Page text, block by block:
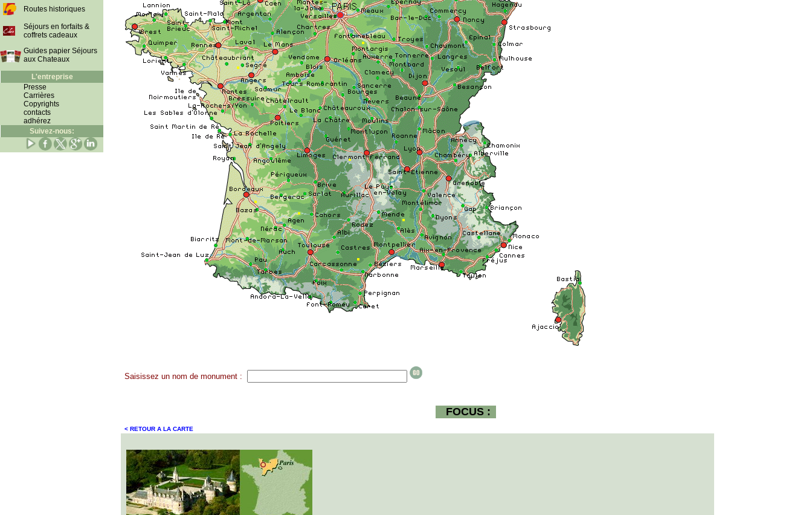
Routes historiques
Séjours en forfaits &
coffrets cadeaux
Guides papier Séjours
aux Chateaux
L'entreprise
Presse
Carrières
Copyrights
contacts
adhérez
Suivez-nous:
Saisissez un nom de monument :
FOCUS :
< RETOUR A LA CARTE